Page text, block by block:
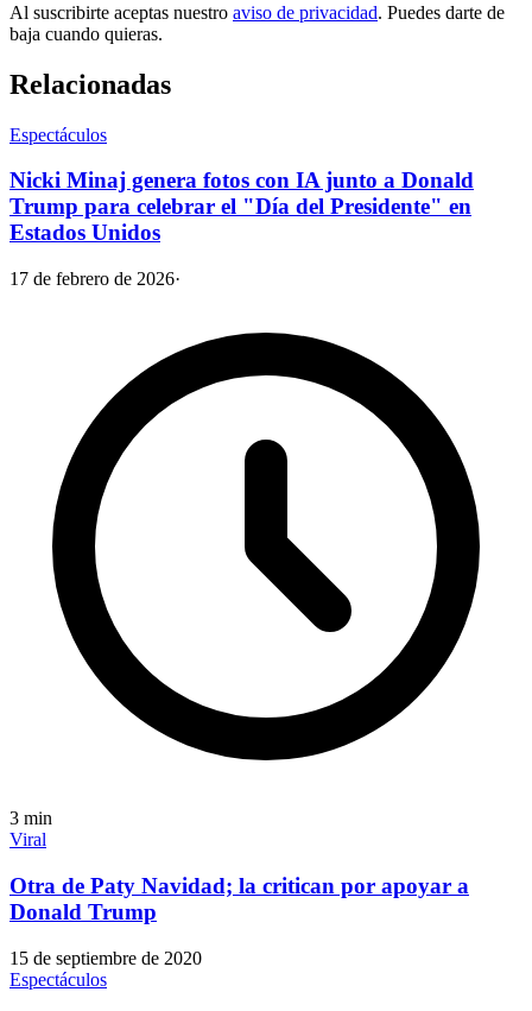
Al suscribirte aceptas nuestro aviso de privacidad. Puedes darte de
baja cuando quieras.
Relacionadas
Espectáculos
Nicki Minaj genera fotos con IA junto a Donald
Trump para celebrar el "Día del Presidente" en
Estados Unidos
17 de febrero de 2026·
3 min
Viral
Otra de Paty Navidad; la critican por apoyar a
Donald Trump
15 de septiembre de 2020
Espectáculos